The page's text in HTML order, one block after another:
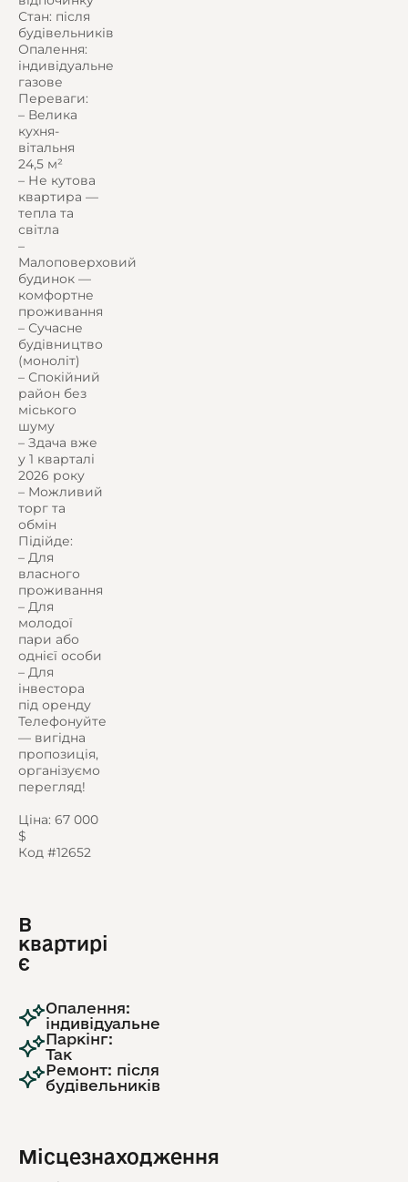
Стан: після
будівельників
Опалення:
індивідуальне
газове
Переваги:
– Велика
кухня-
вітальня
24,5 м²
– Не кутова
квартира —
тепла та
світла
–
Малоповерховий
будинок —
комфортне
проживання
– Сучасне
будівництво
(моноліт)
– Спокійний
район без
міського
шуму
– Здача вже
у 1 кварталі
2026 року
– Можливий
торг та
обмін
Підійде:
– Для
власного
проживання
– Для
молодої
пари або
однієї особи
– Для
інвестора
під оренду
Телефонуйте
— вигідна
пропозиція,
організуємо
перегляд!
Ціна: 67 000
$
Код #12652
В
квартирі
є
Опалення:
індивідуальне
Паркінг:
Так
Ремонт: після
будівельників
Місцезнаходження